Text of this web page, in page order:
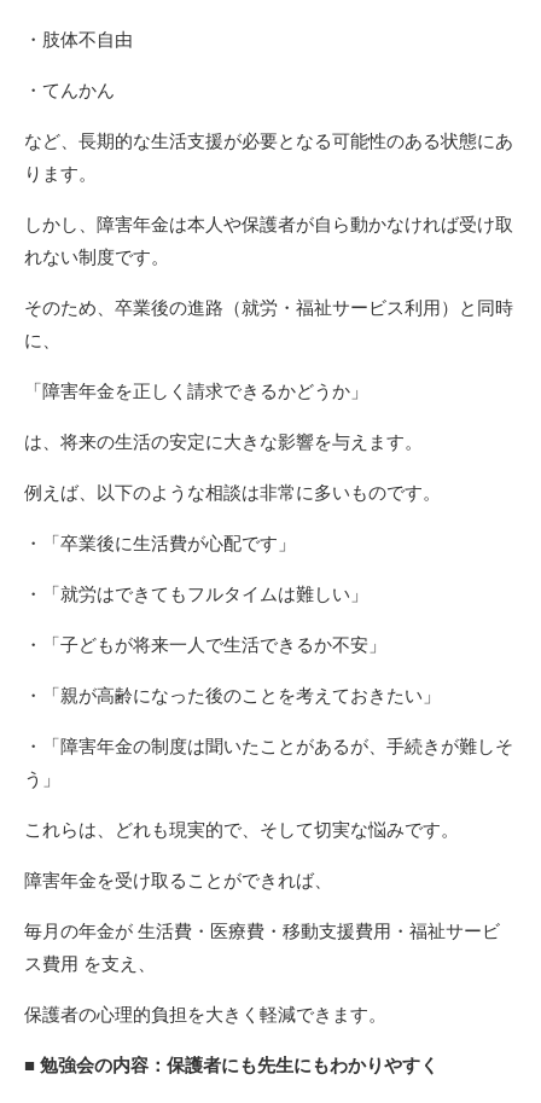
・肢体不自由
・てんかん
など、長期的な生活支援が必要となる可能性のある状態にあ
ります。
しかし、障害年金は本人や保護者が自ら動かなければ受け取
れない制度です。
そのため、卒業後の進路（就労・福祉サービス利用）と同時
に、
「障害年金を正しく請求できるかどうか」
は、将来の生活の安定に大きな影響を与えます。
例えば、以下のような相談は非常に多いものです。
・「卒業後に生活費が心配です」
・「就労はできてもフルタイムは難しい」
・「子どもが将来一人で生活できるか不安」
・「親が高齢になった後のことを考えておきたい」
・「障害年金の制度は聞いたことがあるが、手続きが難しそ
う」
これらは、どれも現実的で、そして切実な悩みです。
障害年金を受け取ることができれば、
毎月の年金が 生活費・医療費・移動支援費用・福祉サービ
ス費用 を支え、
保護者の心理的負担を大きく軽減できます。
■ 勉強会の内容：保護者にも先生にもわかりやすく